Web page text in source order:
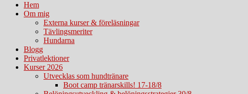
Hem
Om mig
Externa kurser & föreläsningar
Tävlingsmeriter
Hundarna
Blogg
Privatlektioner
Kurser 2026
Utvecklas som hundtränare
Boot camp tränarskills! 17-18/8